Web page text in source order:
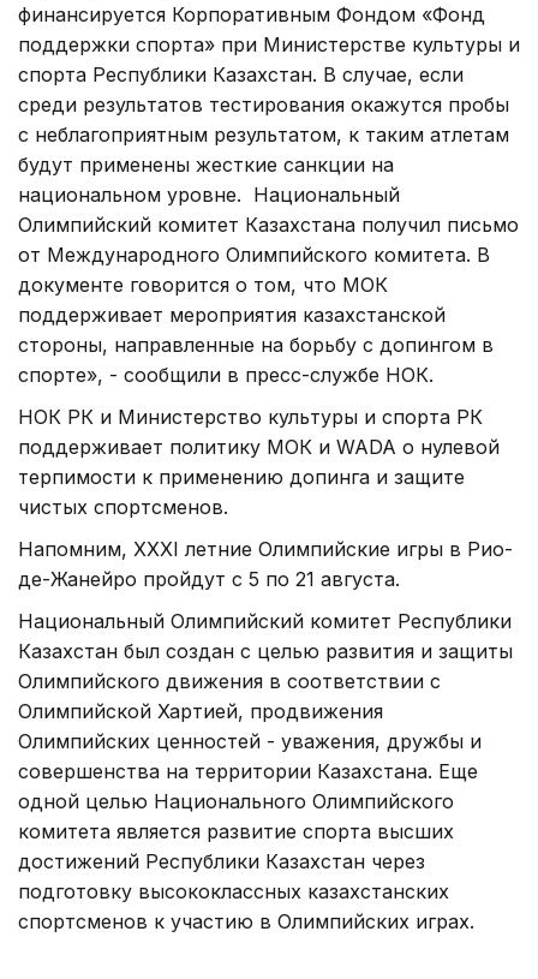
финансируется Корпоративным Фондом «Фонд
поддержки спорта» при Министерстве культуры и
спорта Республики Казахстан. В случае, если
среди результатов тестирования окажутся пробы
с неблагоприятным результатом, к таким атлетам
будут применены жесткие санкции на
национальном уровне. Национальный
Олимпийский комитет Казахстана получил письмо
от Международного Олимпийского комитета. В
документе говорится о том, что МОК
поддерживает мероприятия казахстанской
стороны, направленные на борьбу с допингом в
спорте», - сообщили в пресс-службе НОК.
НОК РК и Министерство культуры и спорта РК
поддерживает политику МОК и WADA о нулевой
терпимости к применению допинга и защите
чистых спортсменов.
Напомним, XXXI летние Олимпийские игры в Рио-
де-Жанейро пройдут с 5 по 21 августа.
Национальный Олимпийский комитет Республики
Казахстан был создан с целью развития и защиты
Олимпийского движения в соответствии с
Олимпийской Хартией, продвижения
Олимпийских ценностей - уважения, дружбы и
совершенства на территории Казахстана. Еще
одной целью Национального Олимпийского
комитета является развитие спорта высших
достижений Республики Казахстан через
подготовку высококлассных казахстанских
спортсменов к участию в Олимпийских играх.